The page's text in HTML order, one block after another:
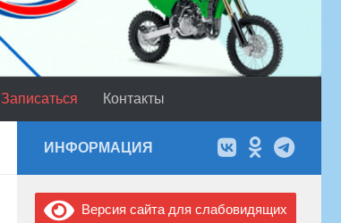
Записаться Контакты
ИНФОРМАЦИЯ
Версия сайта для слабовидящих